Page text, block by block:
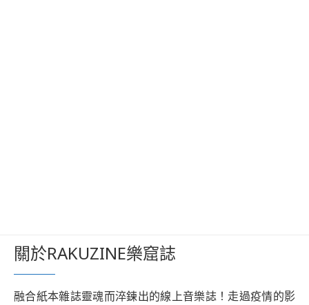
關於RAKUZINE樂窟誌
融合紙本雜誌靈魂而淬鍊出的線上音樂誌！走過疫情的影